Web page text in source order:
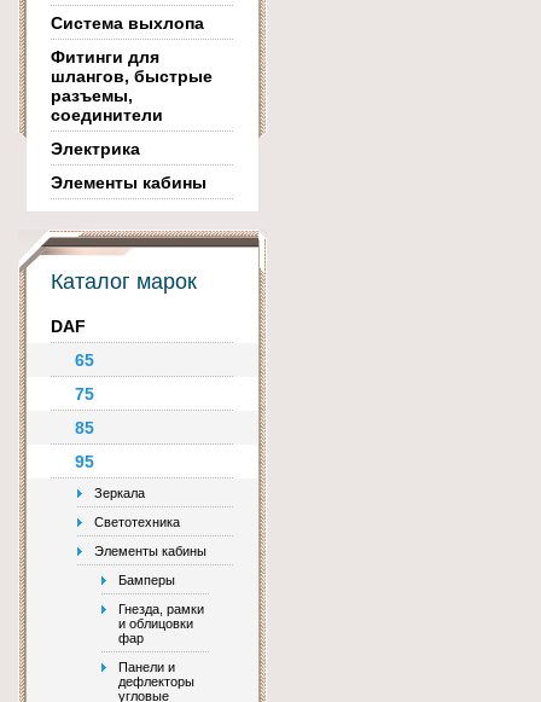
Система выхлопа
Фитинги для
шлангов, быстрые
разъемы,
соединители
Электрика
Элементы кабины
Каталог марок
DAF
65
75
85
95
Зеркала
Светотехника
Элементы кабины
Бамперы
Гнезда, рамки
и облицовки
фар
Панели и
дефлекторы
угловые